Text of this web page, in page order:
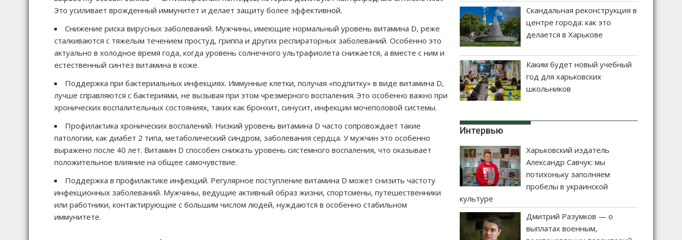
Это усиливает врожденный иммунитет и делает защиту более эффективной.
Снижение риска вирусных заболеваний. Мужчины, имеющие нормальный уровень витамина D, реже
сталкиваются с тяжелым течением простуд, гриппа и других респираторных заболеваний. Особенно это
актуально в холодное время года, когда уровень солнечного ультрафиолета снижается, а вместе с ним и
естественный синтез витамина в коже.
Поддержка при бактериальных инфекциях. Иммунные клетки, получая «подпитку» в виде витамина D,
лучше справляются с бактериями, не вызывая при этом чрезмерного воспаления. Это особенно важно при
хронических воспалительных состояниях, таких как бронхит, синусит, инфекции мочеполовой системы.
Профилактика хронических воспалений. Низкий уровень витамина D часто сопровождает такие
патологии, как диабет 2 типа, метаболический синдром, заболевания сердца. У мужчин это особенно
выражено после 40 лет. Витамин D способен снижать уровень системного воспаления, что оказывает
положительное влияние на общее самочувствие.
Поддержка в профилактике инфекций. Регулярное поступление витамина D может снизить частоту
инфекционных заболеваний. Мужчины, ведущие активный образ жизни, спортсмены, путешественники
или работники, контактирующие с большим числом людей, нуждаются в особенно стабильном
иммунитете.
Скандальная реконструкция в
центре города: как это
делается в Харькове
Каким будет новый учебный
год для харьковских
школьников
Интервью
Харьковский издатель
Александр Савчук: мы
потихоньку заполняем
пробелы в украинской
культуре
Дмитрий Разумков — о
выплатах военным,